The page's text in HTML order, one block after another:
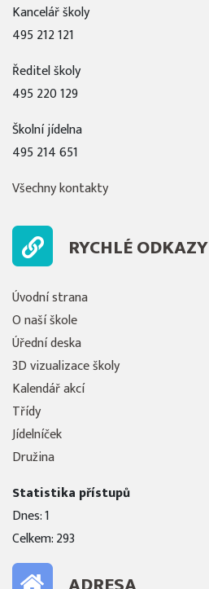
Kancelář školy
495 212 121
Ředitel školy
495 220 129
Školní jídelna
495 214 651
Všechny kontakty
RYCHLÉ ODKAZY
Úvodní strana
O naší škole
Úřední deska
3D vizualizace školy
Kalendář akcí
Třídy
Jídelníček
Družina
Statistika přístupů
Dnes: 1
Celkem: 293